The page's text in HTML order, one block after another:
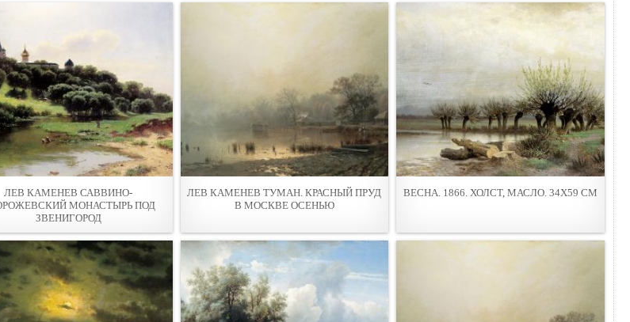
ЛЕВ КАМЕНЕВ САВВИНО-
МОНАСТЫРЬ ПОД
ЗВЕНИГОРОД
ЛЕВ КАМЕНЕВ ТУМАН. КРАСНЫЙ ПРУД
В МОСКВЕ ОСЕНЬЮ
ВЕСНА. 1866. ХОЛСТ, МАСЛО. 34Х59 СМ